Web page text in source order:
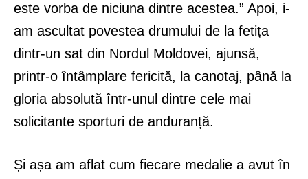
este vorba de niciuna dintre acestea.” Apoi, i-
am ascultat povestea drumului de la fetița
dintr-un sat din Nordul Moldovei, ajunsă,
printr-o întâmplare fericită, la canotaj, până la
gloria absolută într-unul dintre cele mai
solicitante sporturi de anduranță.
Și așa am aflat cum fiecare medalie a avut în